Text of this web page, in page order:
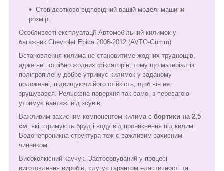
Стовідсотково відповідний вашій моделі машини
розмір.
Особливості експлуатації Автомобільний килимок у
багажник Chevrolet Epica 2006-2012 (AVTO-Gumm)
Встановлення килима не становитиме жодних труднощів,
адже не потрібно жодних фіксаторів, тому що матеріал із
поліпропілену добре утримує килимок у заданому
положенні, підвищуючи його стійкість, щоб він не
зрушувався. Рельєфна поверхня так само, з перевагою
утримує вантажі від зсувів.
Важливим захисним компонентом килима є бортики на 2,5
см , які стримують бруд і воду від проникнення під килим.
Водонепроникна структура теж є важливим захисним
чинником.
Високоякісний каучук. Застосовуваний у процесі
виготовлення виробів, слугує гарантом еластичності та